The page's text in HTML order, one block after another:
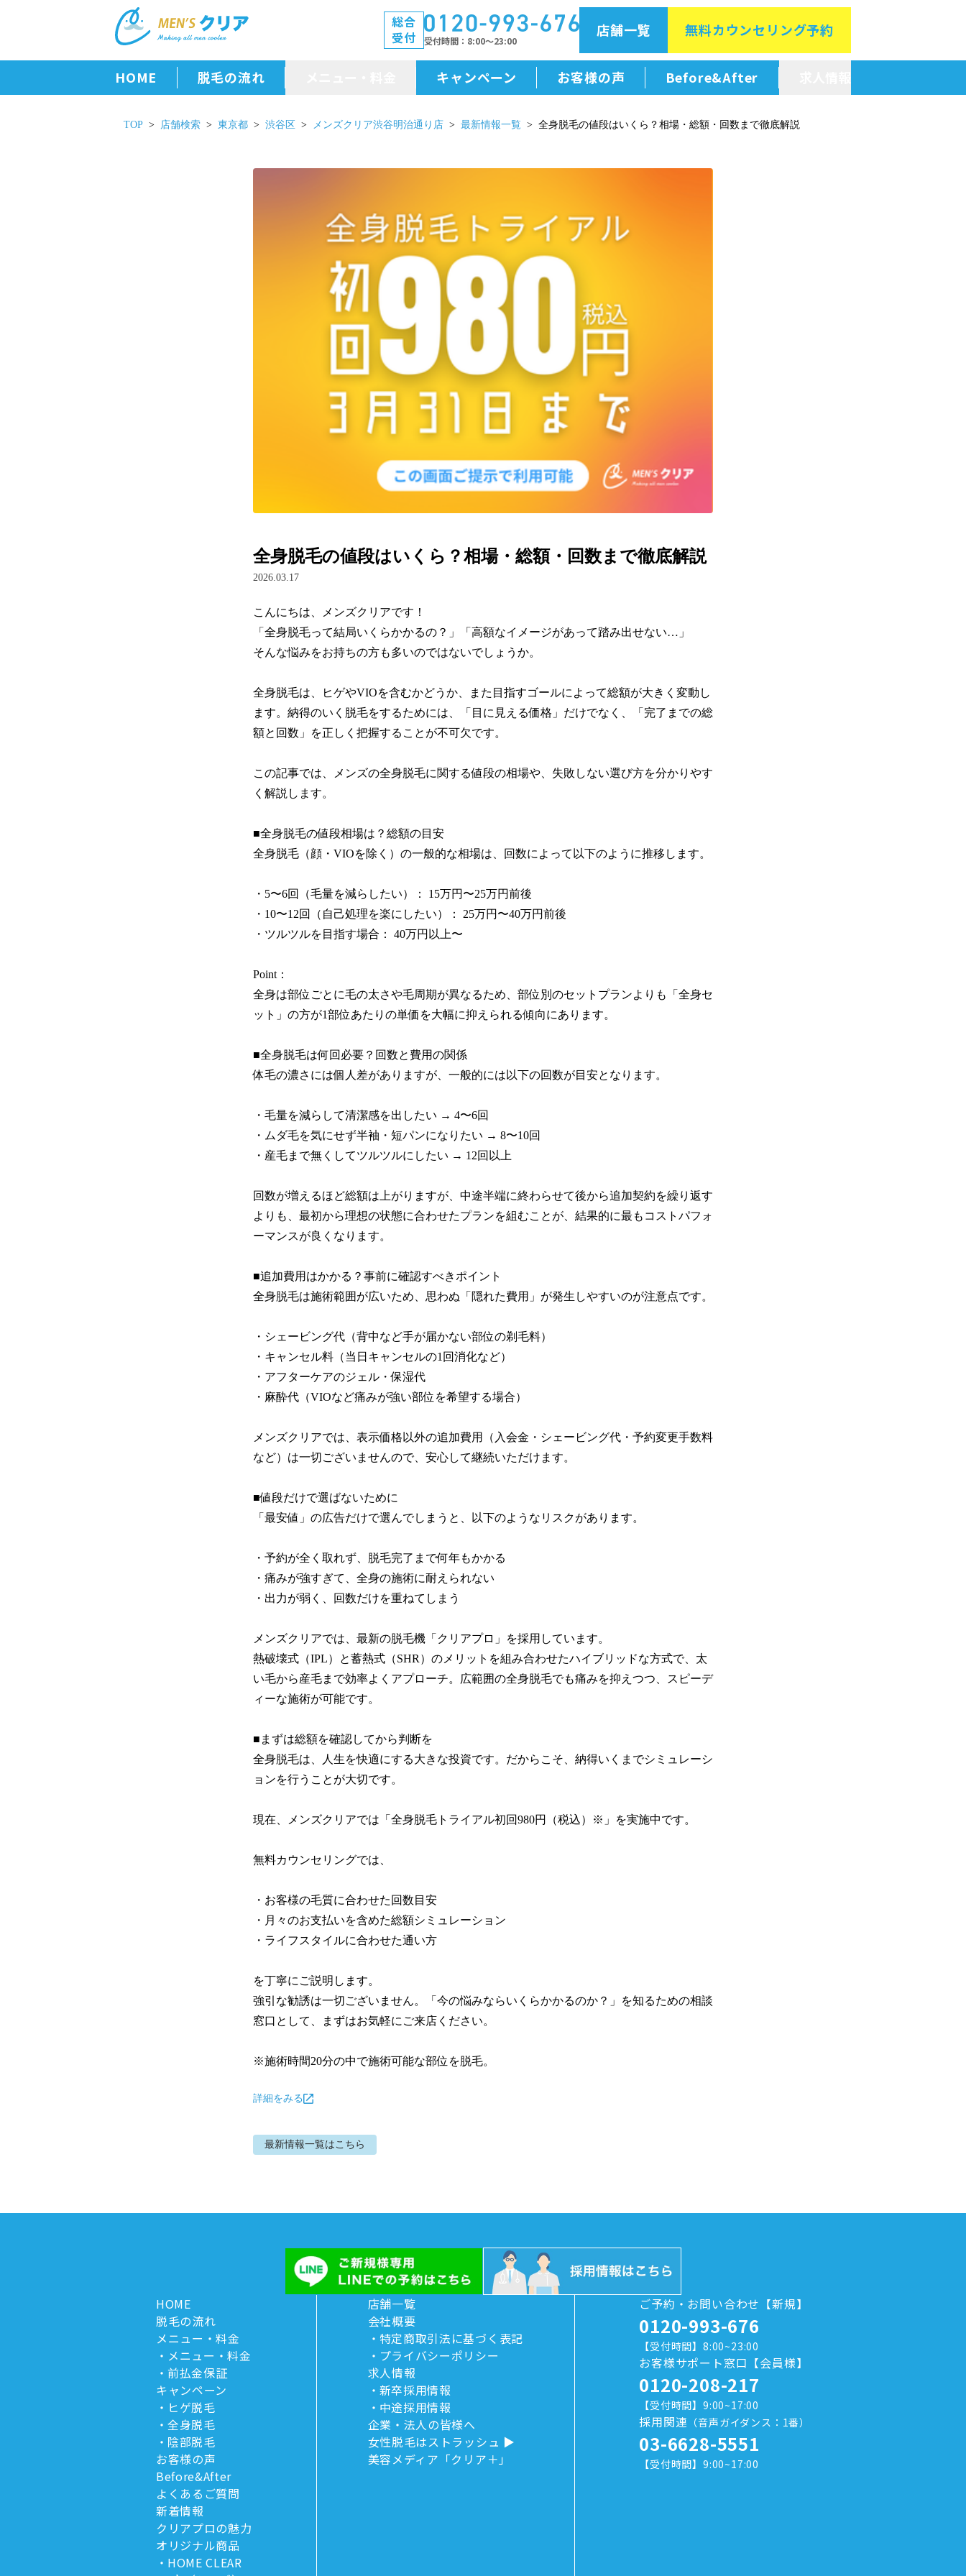
総合
受付
受付時間 8:00～23:00
店舗一覧 無料カウンセリング予約
HOME 脱毛の流れ
メニュー・料金
キャンペーン お客様の声 Before&After
新卒採用情報
TOP 店舗検索 東京都 渋谷区 メンズクリア渋谷明治通り店 最新情報一覧 全身脱毛の値段はいくら？相場・総額・回数まで徹底解説
全身脱毛の値段はいくら？相場・総額・回数まで徹底解説
2026.03.17
こんにちは、メンズクリアです！
「全身脱毛って結局いくらかかるの？」「高額なイメージがあって踏み出せない…」
そんな悩みをお持ちの方も多いのではないでしょうか。
全身脱毛は、ヒゲやVIOを含むかどうか、また目指すゴールによって総額が大きく変動し
ます。納得のいく脱毛をするためには、「目に見える価格」だけでなく、「完了までの総
額と回数」を正しく把握することが不可欠です。
この記事では、メンズの全身脱毛に関する値段の相場や、失敗しない選び方を分かりやす
く解説します。
■全身脱毛の値段相場は？総額の目安
全身脱毛（顔・VIOを除く）の一般的な相場は、回数によって以下のように推移します。
・5〜6回（毛量を減らしたい）： 15万円〜25万円前後
・10〜12回（自己処理を楽にしたい）： 25万円〜40万円前後
・ツルツルを目指す場合： 40万円以上〜
Point：
全身は部位ごとに毛の太さや毛周期が異なるため、部位別のセットプランよりも「全身セ
ット」の方が1部位あたりの単価を大幅に抑えられる傾向にあります。
■全身脱毛は何回必要？回数と費用の関係
体毛の濃さには個人差がありますが、一般的には以下の回数が目安となります。
・毛量を減らして清潔感を出したい → 4〜6回
・ムダ毛を気にせず半袖・短パンになりたい → 8〜10回
・産毛まで無くしてツルツルにしたい → 12回以上
回数が増えるほど総額は上がりますが、中途半端に終わらせて後から追加契約を繰り返す
よりも、最初から理想の状態に合わせたプランを組むことが、結果的に最もコストパフォ
ーマンスが良くなります。
■追加費用はかかる？事前に確認すべきポイント
全身脱毛は施術範囲が広いため、思わぬ「隠れた費用」が発生しやすいのが注意点です。
・シェービング代（背中など手が届かない部位の剃毛料）
・キャンセル料（当日キャンセルの1回消化など）
・アフターケアのジェル・保湿代
・麻酔代（VIOなど痛みが強い部位を希望する場合）
メンズクリアでは、表示価格以外の追加費用（入会金・シェービング代・予約変更手数料
など）は一切ございませんので、安心して継続いただけます。
■値段だけで選ばないために
「最安値」の広告だけで選んでしまうと、以下のようなリスクがあります。
・予約が全く取れず、脱毛完了まで何年もかかる
・痛みが強すぎて、全身の施術に耐えられない
・出力が弱く、回数だけを重ねてしまう
メンズクリアでは、最新の脱毛機「クリアプロ」を採用しています。
熱破壊式（IPL）と蓄熱式（SHR）のメリットを組み合わせたハイブリッドな方式で、太
い毛から産毛まで効率よくアプローチ。広範囲の全身脱毛でも痛みを抑えつつ、スピーデ
ィーな施術が可能です。
■まずは総額を確認してから判断を
全身脱毛は、人生を快適にする大きな投資です。だからこそ、納得いくまでシミュレーシ
ョンを行うことが大切です。
現在、メンズクリアでは「全身脱毛トライアル初回980円（税込）※」を実施中です。
無料カウンセリングでは、
・お客様の毛質に合わせた回数目安
・月々のお支払いを含めた総額シミュレーション
・ライフスタイルに合わせた通い方
を丁寧にご説明します。
強引な勧誘は一切ございません。「今の悩みならいくらかかるのか？」を知るための相談
窓口として、まずはお気軽にご来店ください。
※施術時間20分の中で施術可能な部位を脱毛。
詳細をみる
最新情報一覧はこちら
HOME
脱毛の流れ
メニュー・料金
メニュー・料金
前払金保証
キャンペーン
ヒゲ脱毛
全身脱毛
陰部脱毛
お客様の声
Before&After
よくあるご質問
新着情報
クリアプロの魅力
オリジナル商品
HOME CLEAR
店舗一覧
会社概要
特定商取引法に基づく表記
プライバシーポリシー
求人情報
新卒採用情報
中途採用情報
企業・法人の皆様へ
女性脱毛はストラッシュ
美容メディア「クリア＋」
ご予約・お問い合わせ【新規】
0120-993-676
【受付時間】8:00~23:00
お客様サポート窓口【会員様】
0120-208-217
【受付時間】9:00~17:00
採用関連 （音声ガイダンス：1番）
03-6628-5551
【受付時間】9:00~17:00